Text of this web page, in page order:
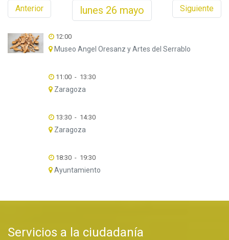
Anterior lunes 26 mayo Siguiente
12:00
Museo Angel Oresanz y Artes del Serrablo
11:00 - 13:30
Zaragoza
13:30 - 14:30
Zaragoza
18:30 - 19:30
Ayuntamiento
Servicios a la ciudadanía